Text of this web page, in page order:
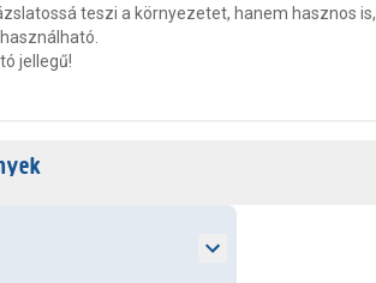
teszi a környezetet, hanem hasznos is,
jellegű!